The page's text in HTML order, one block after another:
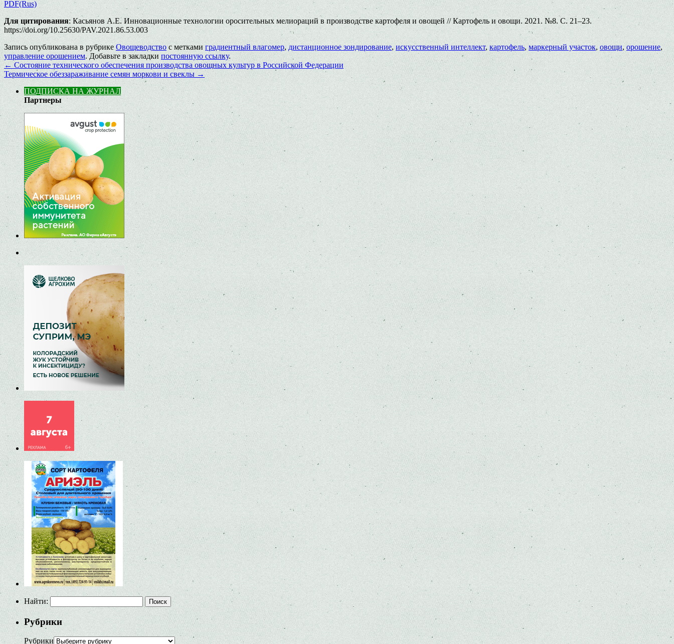
PDF(Rus)
Для цитирования: Касьянов А.Е. Инновационные технологии оросительных мелиораций в производстве картофеля и овощей // Картофель и овощи. 2021. №8. С. 21–23.
https://doi.org/10.25630/PAV.2021.86.53.003
Запись опубликована в рубрике Овощеводство с метками градиентный влагомер, дистанционное зондирование, искусственный интеллект, картофель, маркерный участок,овощи,орошение,
управление орошением. Добавьте в закладки постоянную ссылку.
← Состояние технического обеспечения производства овощных культур в Российской Федерации
Термическое обеззараживание семян моркови и свеклы→
ПОДПИСКА НА ЖУРНАЛ
Партнеры
Найти:
Рубрики
Рубрики